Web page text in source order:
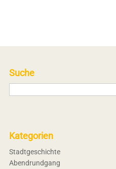
Suche
Kategorien
Stadtgeschichte
Abendrundgang